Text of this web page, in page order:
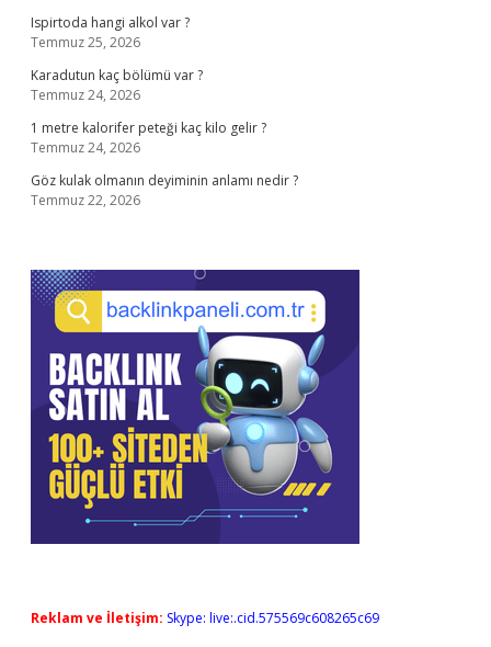
Ispirtoda hangi alkol var ?
Temmuz 25, 2026
Karadutun kaç bölümü var ?
Temmuz 24, 2026
1 metre kalorifer peteği kaç kilo gelir ?
Temmuz 24, 2026
Göz kulak olmanın deyiminin anlamı nedir ?
Temmuz 22, 2026
Reklam ve İletişim: Skype: live:.cid.575569c608265c69